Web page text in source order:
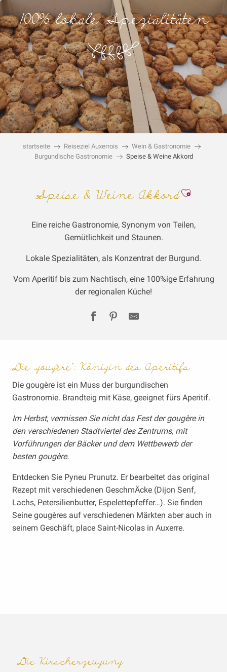
100% lokale Spezialitäten
startseite Reiseziel Auxerrois
Wein & Gastronomie
Burgundische Gastronomie
Speise & Weine Akkord
Speise & Weine Akkord
Eine reiche Gastronomie, Synonym von Teilen,
Gemütlichkeit und Staunen.
Lokale Spezialitäten, als Konzentrat der Burgund.
Vom Aperitif bis zum Nachtisch, eine 100%ige Erfahrung
der regionalen Küche!
Die „gougère“: Königin des Aperitifs
Die gougère ist ein Muss der burgundischen
Gastronomie. Brandteig mit Käse, geeignet fürs Aperitif.
Im Herbst, vermissen Sie nicht das Fest der gougère in
den verschiedenen Stadtviertel des Zentrums, mit
Vorführungen der Bäcker und dem Wettbewerb der
besten gougère.
Entdecken Sie Pyneu Prunutz. Er bearbeitet das original
Rezept mit verschiedenen GeschmÄcke (Dijon Senf,
Lachs, Petersilienbutter, Espelettepfeffer…). Sie finden
Seine gougères auf verschiedenen Märkten aber auch in
seinem Geschäft, place Saint-Nicolas in Auxerre.
Die Kirscherzeugung